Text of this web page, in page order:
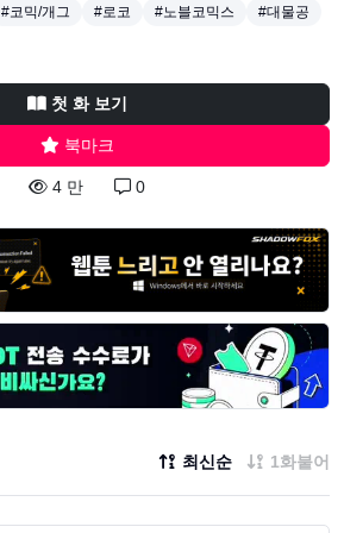
#코믹/개그 #로코 #노블코믹스
#대물공
첫 화 보기
북마크
4 만 0
최신순 1화붙어